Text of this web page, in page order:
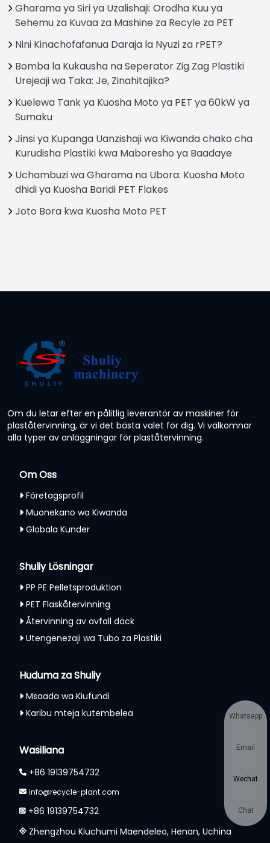
Gharama ya Siri ya Uzalishaji: Orodha Kuu ya
Sehemu za Kuvaa za Mashine za Recyle za PET
Nini Kinachofafanua Daraja la Nyuzi za rPET?
Bomba la Kukausha na Seperator Zig Zag Plastiki
Urejeaji wa Taka: Je, Zinahitajika?
Kuelewa Tank ya Kuosha Moto ya PET ya 60kW ya
Sumaku
Jinsi ya Kupanga Uanzishaji wa Kiwanda chako cha
Kurudisha Plastiki kwa Maboresho ya Baadaye
Uchambuzi wa Gharama na Ubora: Kuosha Moto
dhidi ya Kuosha Baridi PET Flakes
Joto Bora kwa Kuosha Moto PET
Om du letar efter en pålitlig leverantör av maskiner för
plaståtervinning, är vi det bästa valet för dig. Vi välkomnar
alla typer av anläggningar för plaståtervinning.
Om Oss
Företagsprofil
Muonekano wa Kiwanda
Globala Kunder
Shuliy Lösningar
PP PE Pelletsproduktion
PET Flaskåtervinning
Återvinning av avfall däck
Utengenezaji wa Tubo za Plastiki
Huduma za Shuliy
Msaada wa Kiufundi
Karibu mteja kutembelea
Wasiliana
+86 19139754732
info@recycle-plant.com
+86 19139754732
Zhengzhou Kiuchumi Maendeleo, Henan, Uchina
Whatsapp
Email
Wechat
Chat